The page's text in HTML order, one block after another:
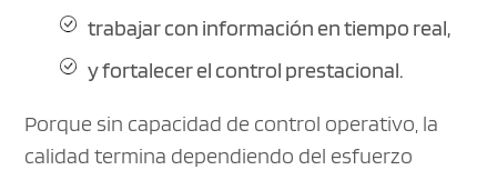
trabajar con información en tiempo real,
y fortalecer el control prestacional.
Porque sin capacidad de control operativo, la
calidad termina dependiendo del esfuerzo